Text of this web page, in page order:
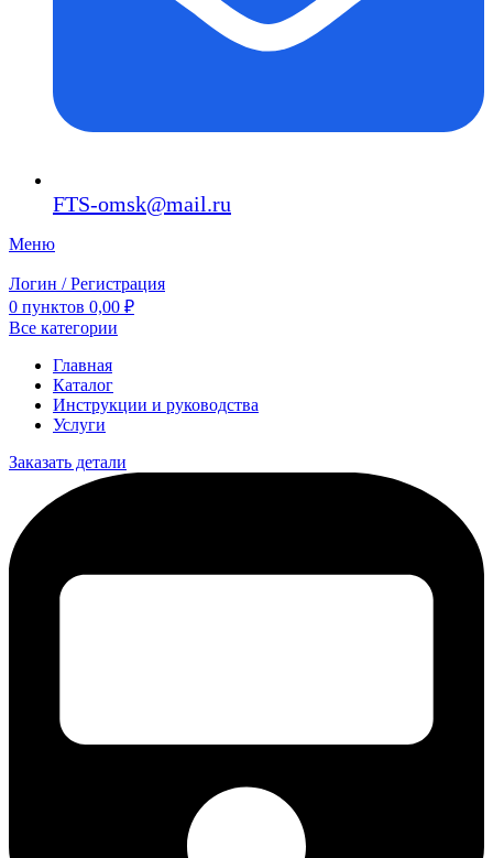
FTS-omsk@mail.ru
Меню
Логин / Регистрация
0 пунктов 0,00 ₽
Все категории
Главная
Каталог
Инструкции и руководства
Услуги
Заказать детали